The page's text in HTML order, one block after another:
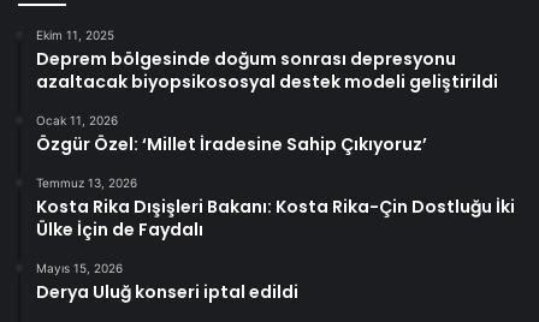
Ekim 11, 2025
Deprem bölgesinde doğum sonrası depresyonu
azaltacak biyopsikososyal destek modeli geliştirildi
Ocak 11, 2026
Özgür Özel: ‘Millet İradesine Sahip Çıkıyoruz’
Temmuz 13, 2026
Kosta Rika Dışişleri Bakanı: Kosta Rika-Çin Dostluğu İki
Ülke İçin de Faydalı
Mayıs 15, 2026
Derya Uluğ konseri iptal edildi